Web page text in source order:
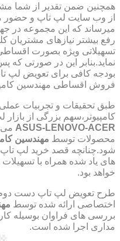
همچنین ضمن تقدیر از شما
از وب سایت لپ تاپ و حضور
میرساند که این مجموعه در
رفع بیشتر نیازهای مشتریان
تسهیلاتی ویژه بصورت
نماید.بنابر این در صورتی
بودجه کافی برای تعویض لپ
فروش اقساطی مهندسین
طبق تحقیقات و تجربیات
کامپیوتر،سهم بزرگی از بازار
ASUS-LENOVO-ACER می
محصولات توسط مهندسین
شود.چنانچه قصد خرید لپ تاپ
های یاد شده همراه با
خواهد بود.
طرح تعویض لپ تاپ دست دوم
اختصاصی ارائه شده توسط
بررسی های فراوان بوسیله
مداری اجرا شده است.